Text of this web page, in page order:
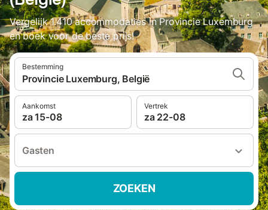
Vergelijk 1.410 accommodaties in Provincie Luxemburg
en boek voor de beste prijs!
Bestemming
Provincie Luxemburg, België
Aankomst
za 15-08
Vertrek
za 22-08
Gasten
ZOEKEN